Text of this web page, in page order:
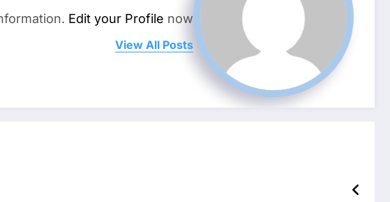
Edit your Profile now.
View All Posts